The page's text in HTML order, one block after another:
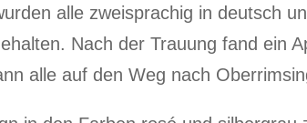
alle zweisprachig in deutsch
Nach der Trauung fand ein
alle auf den Weg nach